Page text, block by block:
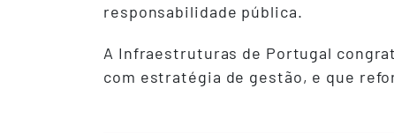
responsabilidade pública.
A Infraestruturas de Portugal
com estratégia de gestão, e que